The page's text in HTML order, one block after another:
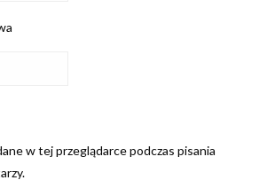
w tej przeglądarce podczas pisania